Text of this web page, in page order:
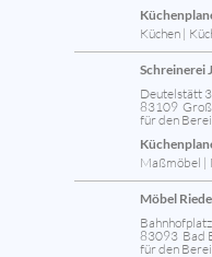
Küchen |
Schreinerei
Deutelstätt 3
83109
für den
Maßmöbel |
Möbel
83093 Bad
für den